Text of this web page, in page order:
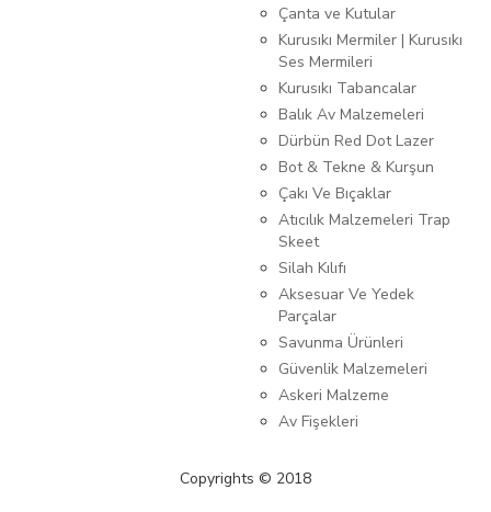
Çanta ve Kutular
Kurusıkı Mermiler | Kurusıkı
Ses Mermileri
Kurusıkı Tabancalar
Balık Av Malzemeleri
Dürbün Red Dot Lazer
Bot & Tekne & Kurşun
Çakı Ve Bıçaklar
Atıcılık Malzemeleri Trap
Skeet
Silah Kılıfı
Aksesuar Ve Yedek
Parçalar
Savunma Ürünleri
Güvenlik Malzemeleri
Askeri Malzeme
Av Fişekleri
Copyrights © 2018